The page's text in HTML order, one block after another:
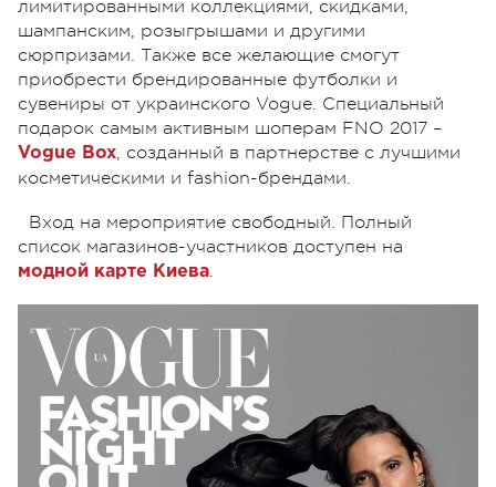
лимитированными коллекциями, скидками,
шампанским, розыгрышами и другими
сюрпризами. Также все желающие смогут
приобрести брендированные футболки и
сувениры от украинского Vogue. Специальный
подарок самым активным шоперам FNO 2017 –
Vogue Box, созданный в партнерстве с лучшими
косметическими и fashion-брендами.
Вход на мероприятие свободный. Полный
список магазинов-участников доступен на
модной карте Киева.